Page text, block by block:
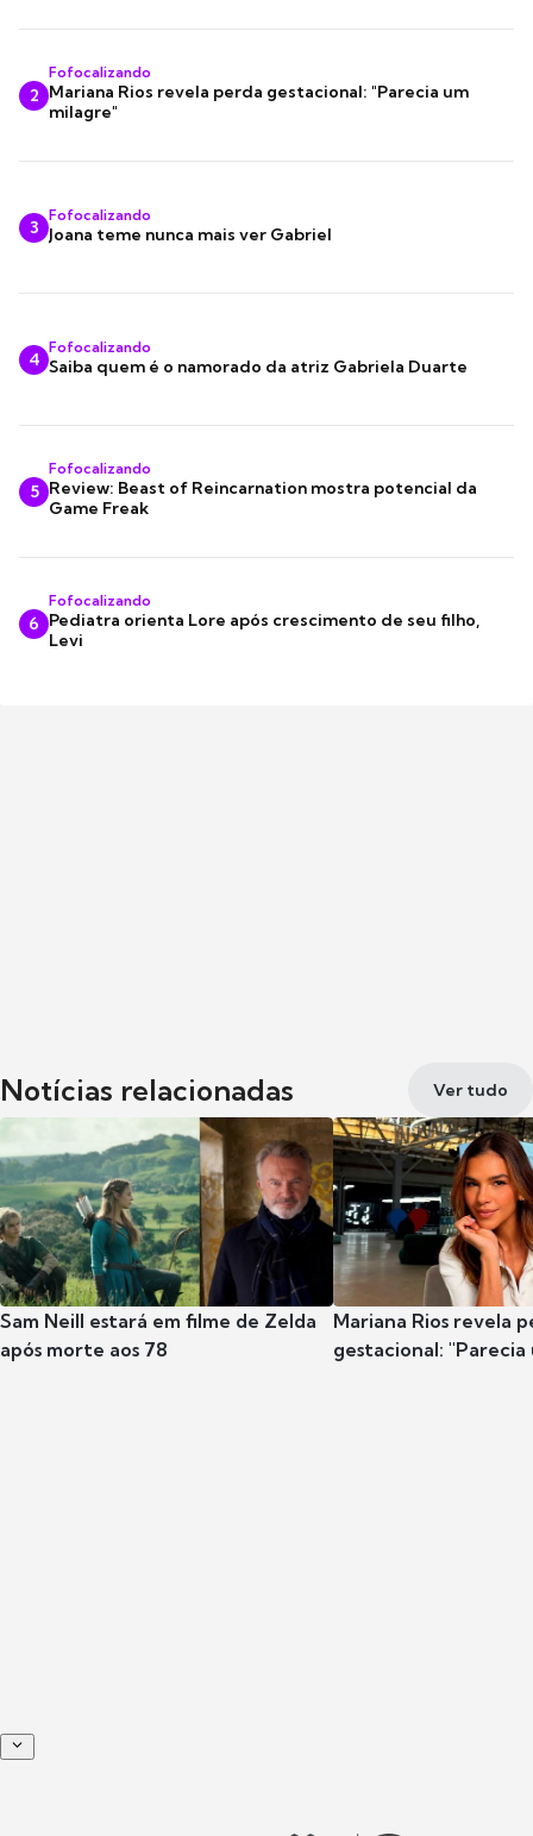
2
Fofocalizando
Mariana Rios revela perda gestacional: "Parecia um
milagre"
3
Fofocalizando
Joana teme nunca mais ver Gabriel
4
Fofocalizando
Saiba quem é o namorado da atriz Gabriela Duarte
5
Fofocalizando
Review: Beast of Reincarnation mostra potencial da
Game Freak
6
Fofocalizando
Pediatra orienta Lore após crescimento de seu filho,
Levi
Notícias relacionadas Ver tudo
Sam Neill estará em filme de Zelda
após morte aos 78
Mariana Rios revela
gestacional: "Parecia